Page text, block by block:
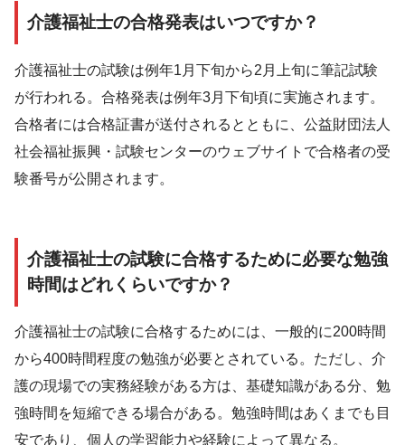
介護福祉士の合格発表はいつですか？
介護福祉士の試験は例年1月下旬から2月上旬に筆記試験
が行われる。合格発表は例年3月下旬頃に実施されます。
合格者には合格証書が送付されるとともに、公益財団法人
社会福祉振興・試験センターのウェブサイトで合格者の受
験番号が公開されます。
介護福祉士の試験に合格するために必要な勉強
時間はどれくらいですか？
介護福祉士の試験に合格するためには、一般的に200時間
から400時間程度の勉強が必要とされている。ただし、介
護の現場での実務経験がある方は、基礎知識がある分、勉
強時間を短縮できる場合がある。勉強時間はあくまでも目
安であり、個人の学習能力や経験によって異なる。